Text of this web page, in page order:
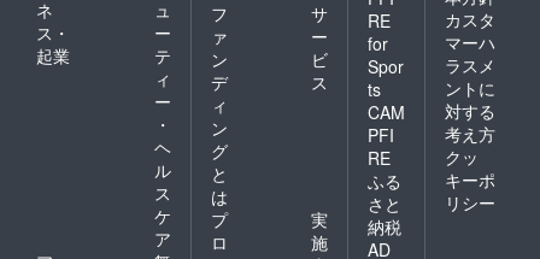
ネ
ス・
起業
ュ
ー
テ
ィ
ー
・
ヘ
ル
ス
ケ
ア
フ
ァ
ン
デ
ィ
ン
グ
と
は
サ
ー
ビ
ス
プ
ロ
実
施
RE
for
Spor
ts
CAM
PFI
RE
ふる
さと
納税
AD
カスタ
マーハ
ラスメ
ントに
対する
考え方
クッ
キーポ
リシー